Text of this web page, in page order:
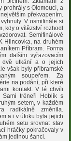
prohrály s Olomoucí, a
překvapením.
V osmifinále si
kdy o vítězství rozhodl
Semifinálové
Hlincovka, na druhém
Příbram. Forma
dalším vyřazovacím
dvě utkání a o jejich
však byly příbramské
soupeřem. Za
na podání, při které
kontakt. V té chvíli
tréneři Hoblík s
setem, v každém
radikálně změnila.
a i v útoku byla jejich
setu srovnat stav
hráčky pokračovaly v
jedinou šanci.